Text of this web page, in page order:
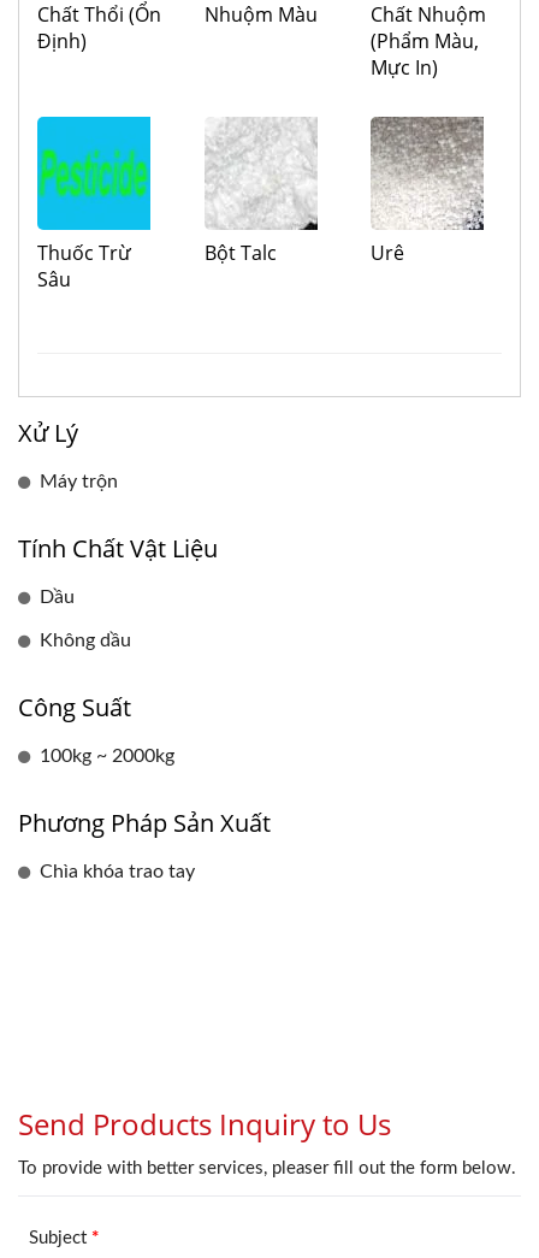
Chất Thổi (Ổn
Định)
Nhuộm Màu
Chất Nhuộm
(Phẩm Màu,
Mực In)
Thuốc Trừ
Sâu
Bột Talc Urê
Xử Lý
Máy trộn
Tính Chất Vật Liệu
Dầu
Không dầu
Công Suất
100kg ~ 2000kg
Phương Pháp Sản Xuất
Chìa khóa trao tay